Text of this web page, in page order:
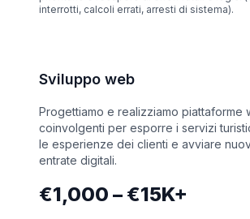
interrotti, calcoli errati, arresti di sistema).
Sviluppo web
Progettiamo e realizziamo piattaforme
coinvolgenti per esporre i servizi
le esperienze dei clienti e avviare
entrate digitali.
€1,000 – €15K+